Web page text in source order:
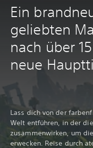
Ein
geliebten
nach über
neue
Lass dich von der
Welt entführen, in der
zusammenwirken, um
erwecken. Reise durch